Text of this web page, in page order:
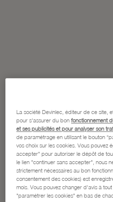
La société Devinlec, éditeur de ce site,
pour s'assurer du bonfonctionnement
et ses publicités et pour analyser son
de paramétrage en utilisant le bouton
vos choix sur les cookies. Vous pouvez
accepter" pour autoriser le dépôt de
le lien "continuer sans accepter", nous
strictement nécessaires au bon
consentement des cookies) est
mois. Vous pouvez changer d'avis à
"paramétrer les cookies" en bas de